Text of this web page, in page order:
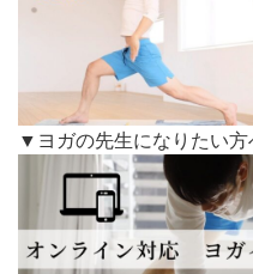
▼ヨガの先生になりたい方